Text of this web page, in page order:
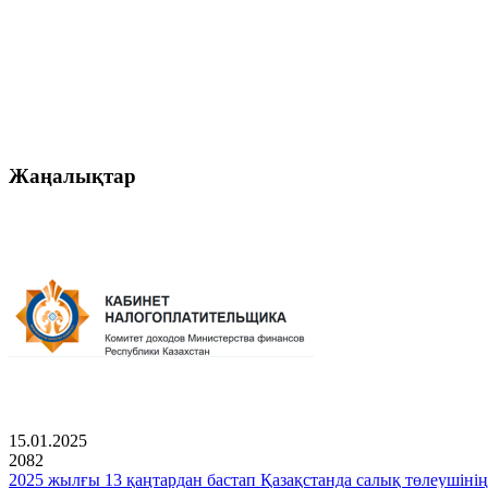
Жаңалықтар
15.01.2025
2082
2025 жылғы 13 қаңтардан бастап Қазақстанда салық